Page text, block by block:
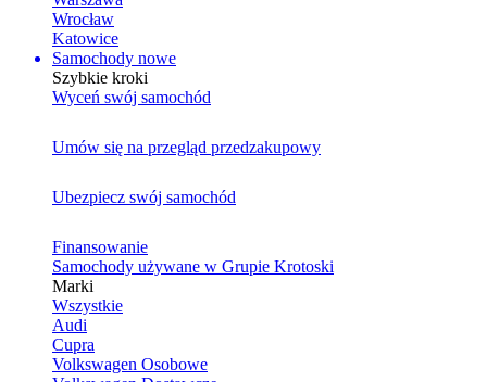
Wrocław
Katowice
Samochody nowe
Szybkie kroki
Wyceń swój samochód
Umów się na przegląd przedzakupowy
Ubezpiecz swój samochód
Finansowanie
Samochody używane w Grupie Krotoski
Marki
Wszystkie
Audi
Cupra
Volkswagen Osobowe